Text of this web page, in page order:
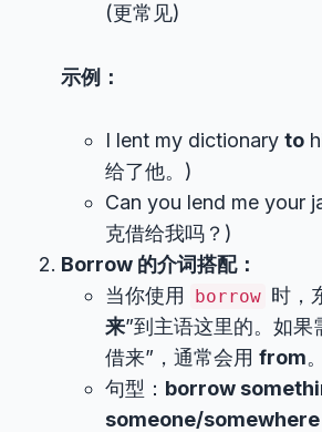
(更常见)
示例：
I lent my dictionary to
给了他。)
Can you lend me your
克借给我吗？)
Borrow 的介词搭配：
当你使用
borrow 时，
来”到主语这里的。如果
借来”，通常会用 from。
句型： borrow
someone/somewhere